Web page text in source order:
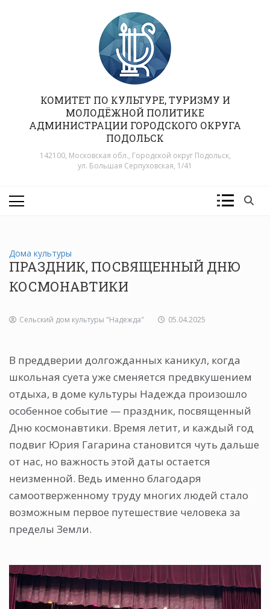
КОМИТЕТ ПО КУЛЬТУРЕ, ТУРИЗМУ И
МОЛОДЁЖНОЙ ПОЛИТИКЕ
АДМИНИСТРАЦИИ ГОРОДСКОГО ОКРУГА
ПОДОЛЬСК
142100, Московская обл., Городской округ Подольск,
ул. Большая Серпуховская, 1/41
Дома культуры
ПРАЗДНИК, ПОСВЯЩЕННЫЙ ДНЮ
КОСМОНАВТИКИ
Сельский дом культуры "Надежда" 05.04.2025
В преддверии долгожданных каникул, когда
школьная суета уже сменяется предвкушением
отдыха, в доме культуры Надежда произошло
особенное событие — праздник, посвященный
Дню космонавтики. Время летит, и каждый год
подвиг Юрия Гагарина становится чуть дальше
от нас, но важность этой даты остается
неизменной. Ведь именно благодаря
самоотверженному труду многих людей стало
возможным первое путешествие человека за
пределы Земли.